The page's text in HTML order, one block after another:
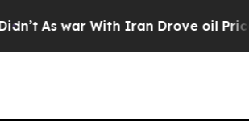
As war With Iran Drove oil Prices